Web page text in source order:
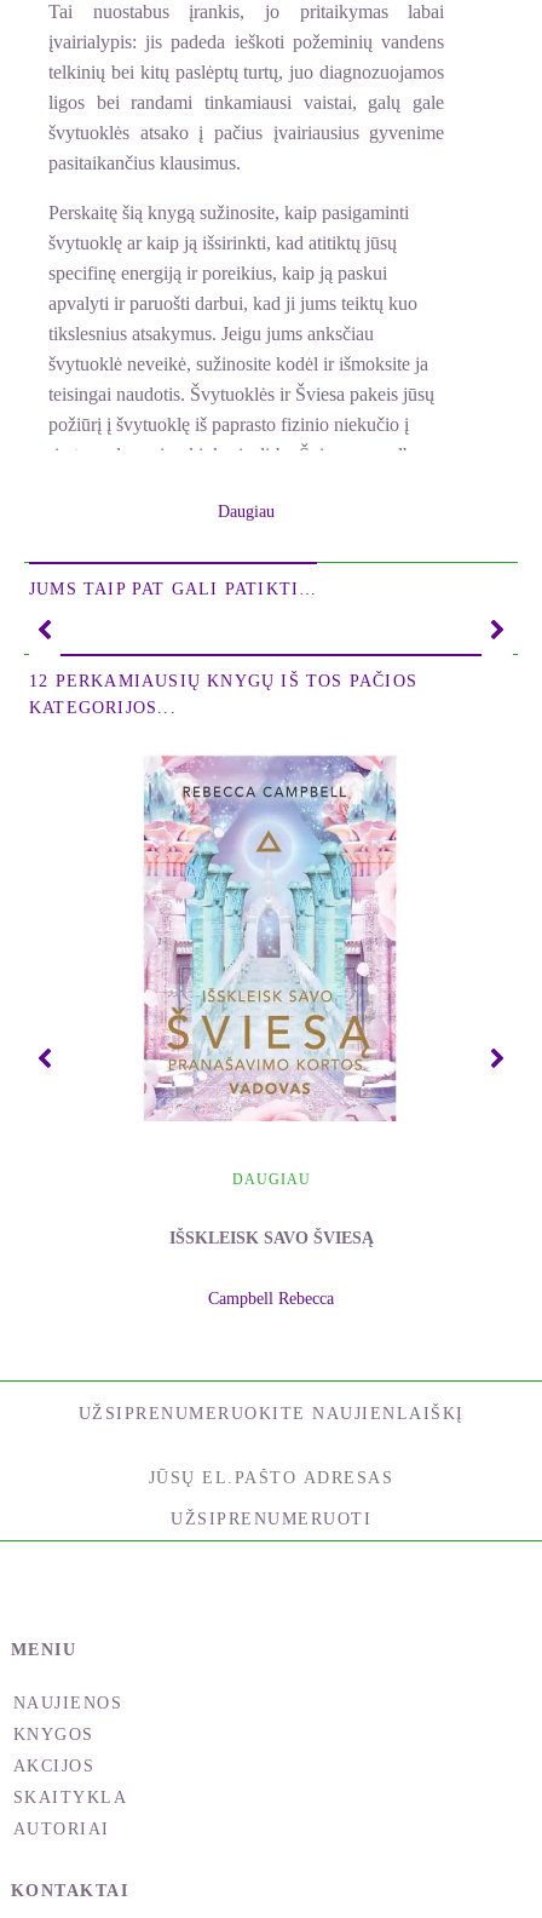
Tai nuostabus įrankis, jo pritaikymas labai
įvairialypis: jis padeda ieškoti požeminių vandens
telkinių bei kitų paslėptų turtų, juo diagnozuojamos
ligos bei randami tinkamiausi vaistai, galų gale
švytuoklės atsako į pačius įvairiausius gyvenime
pasitaikančius klausimus.
Perskaitę šią knygą sužinosite, kaip pasigaminti
švytuoklę ar kaip ją išsirinkti, kad atitiktų jūsų
specifinę energiją ir poreikius, kaip ją paskui
apvalyti ir paruošti darbui, kad ji jums teiktų kuo
tikslesnius atsakymus. Jeigu jums anksčiau
švytuoklė neveikė, sužinosite kodėl ir išmoksite ja
teisingai naudotis. Švytuoklės ir Šviesa pakeis jūsų
požiūrį į švytuoklę iš paprasto fizinio niekučio į
rimtą gydymo įrankį, kuris dirba Šviesos pagalba,
ko, rasite informacijos apie kai kuriuos su gydymu
Diane Stein - populiari autorė, parašiusi per dvi
dešimtis knygų, jos temos yra natūralusis gydymas,
metafizika, moters dvasingumo ugdymas, reiki
apie ją sužinosite atsidarę tinklalapį
www.dianestein.net.
Daugiau
JUMS TAIP PAT GALI PATIKTI…
12 PERKAMIAUSIŲ KNYGŲ IŠ TOS PAČIOS
KATEGORIJOS...
DAUGIAU
IŠSKLEISK SAVO ŠVIESĄ
Campbell Rebecca
UŽSIPRENUMERUOKITE NAUJIENLAIŠKĮ
UŽSIPRENUMERUOTI
MENIU
NAUJIENOS
KNYGOS
AKCIJOS
SKAITYKLA
AUTORIAI
KONTAKTAI